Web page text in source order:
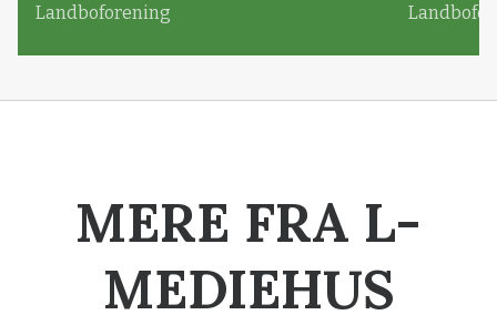
Landboforening
MERE FRA L-
MEDIEHUS